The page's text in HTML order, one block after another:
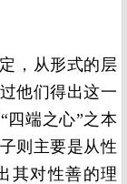
，从形式的层
他们得出这一
四端之心”之本
则主要是从性
其对性善的理